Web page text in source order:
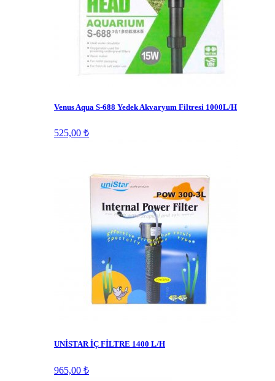
Venus Aqua S-688 Yedek Akvaryum Filtresi 1000L/H
525,00 ₺
UNİSTAR İÇ FİLTRE 1400 L/H
965,00 ₺